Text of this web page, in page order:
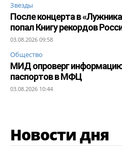
Звезды
После концерта в
попал Книгу рекордов
03.08.2026 09:58
Общество
МИД опроверг
паспортов в МФЦ
03.08.2026 10:44
Новости дня